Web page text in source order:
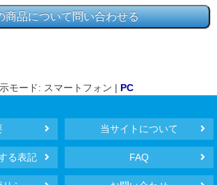
モード: スマートフォン | PC
当サイトについて
る表記 FAQ